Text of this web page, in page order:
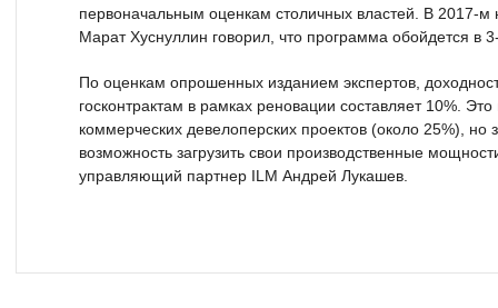
первоначальным оценкам столичных властей. В 2017-
Марат Хуснуллин говорил, что программа обойдется в
По оценкам опрошенных изданием экспертов,
госконтрактам в рамках реновации составляет 10%.
коммерческих девелоперских проектов (около 25%), но
возможность загрузить свои производственные
управляющий партнер ILM Андрей Лукашев.